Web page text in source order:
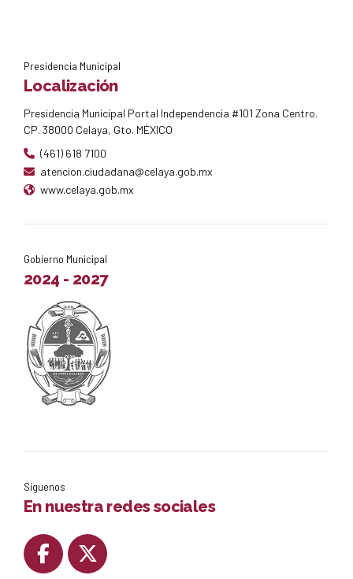
Presidencia Municipal
Localización
Presidencia Municipal Portal Independencia #101 Zona Centro.
CP. 38000 Celaya, Gto. MÉXICO
(461) 618 7100
atencion.ciudadana@celaya.gob.mx
www.celaya.gob.mx
Gobierno Municipal
2024 - 2027
Síguenos
En nuestra redes sociales